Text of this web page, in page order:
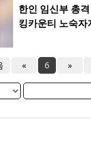
한인 임신부 총
킹카운티 노숙
« 6 »